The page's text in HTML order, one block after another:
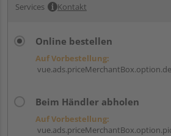
Services Kontakt
Online bestellen
Auf Vorbestellung:
Beim Händler abholen
Auf Vorbestellung: